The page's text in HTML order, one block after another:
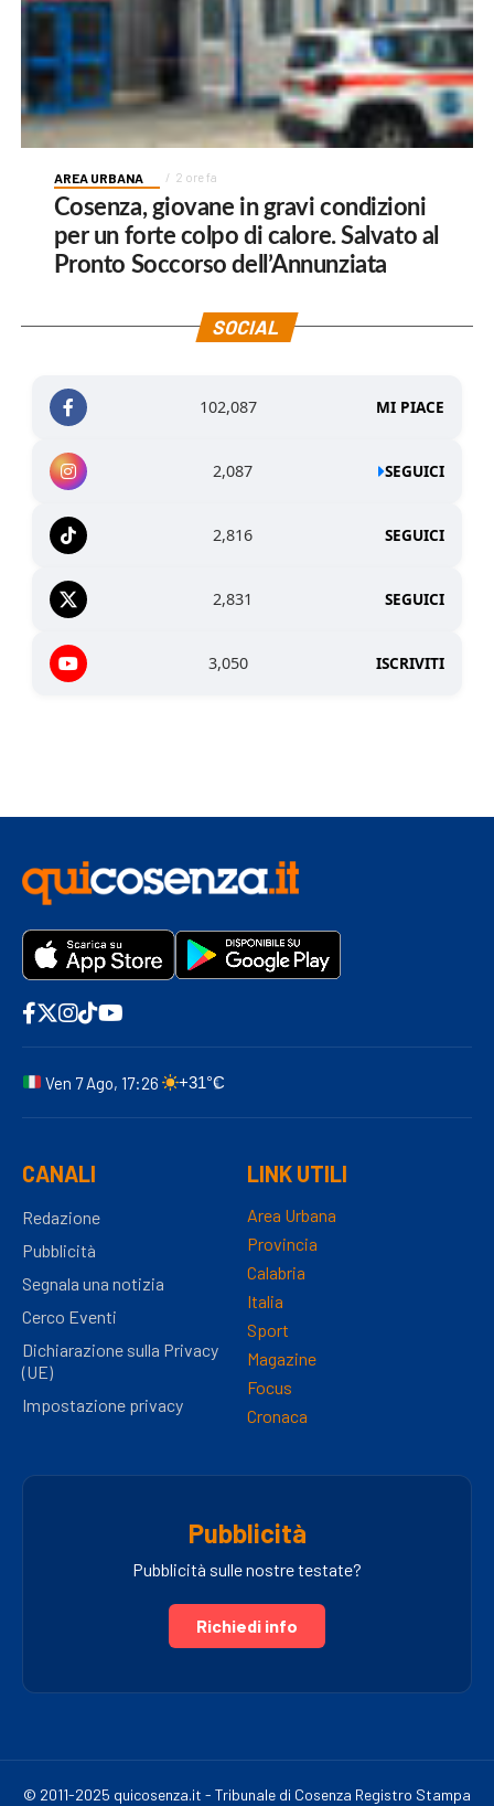
AREA URBANA 2 ore fa
Cosenza, giovane in gravi condizioni
per un forte colpo di calore. Salvato al
Pronto Soccorso dell’Annunziata
SOCIAL
102,087 MI PIACE
2,087 SEGUICI
2,816 SEGUICI
2,831 SEGUICI
3,050 ISCRIVITI
Ven 7 Ago, 17:26 +31°C
CANALI
Redazione
Pubblicità
Segnala una notizia
Cerco Eventi
Dichiarazione sulla Privacy
(UE)
Impostazione privacy
LINK UTILI
Area Urbana
Provincia
Calabria
Italia
Sport
Magazine
Focus
Cronaca
Pubblicità
Pubblicità sulle nostre testate?
Richiedi info
© 2011-2025 quicosenza.it - Tribunale di Cosenza Registro Stampa